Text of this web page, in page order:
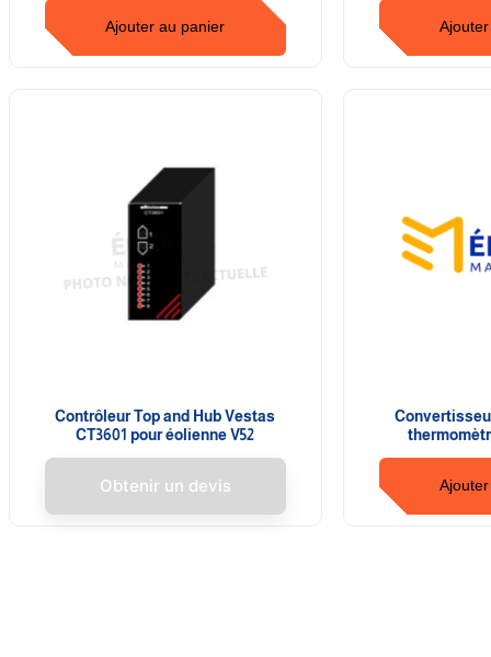
Ajouter au panier
Contrôleur Top and Hub Vestas
CT3601 pour éolienne V52
Obtenir un devis